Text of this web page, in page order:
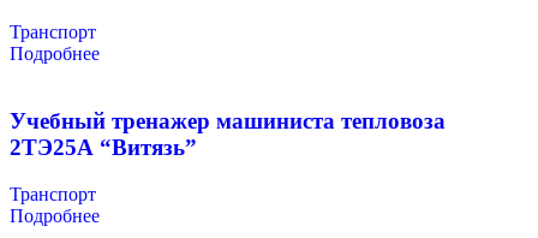
Транспорт
Подробнее
Учебный тренажер машиниста тепловоза
2ТЭ25А “Витязь”
Транспорт
Подробнее